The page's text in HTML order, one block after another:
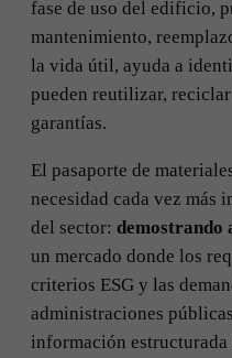
fase de uso del edificio,
mantenimiento,
la vida útil, ayuda a
pueden reutilizar,
garantías.
El pasaporte de
necesidad cada vez más
del sector: demostrando
un mercado donde los
criterios ESG y las
administraciones
información estructurada